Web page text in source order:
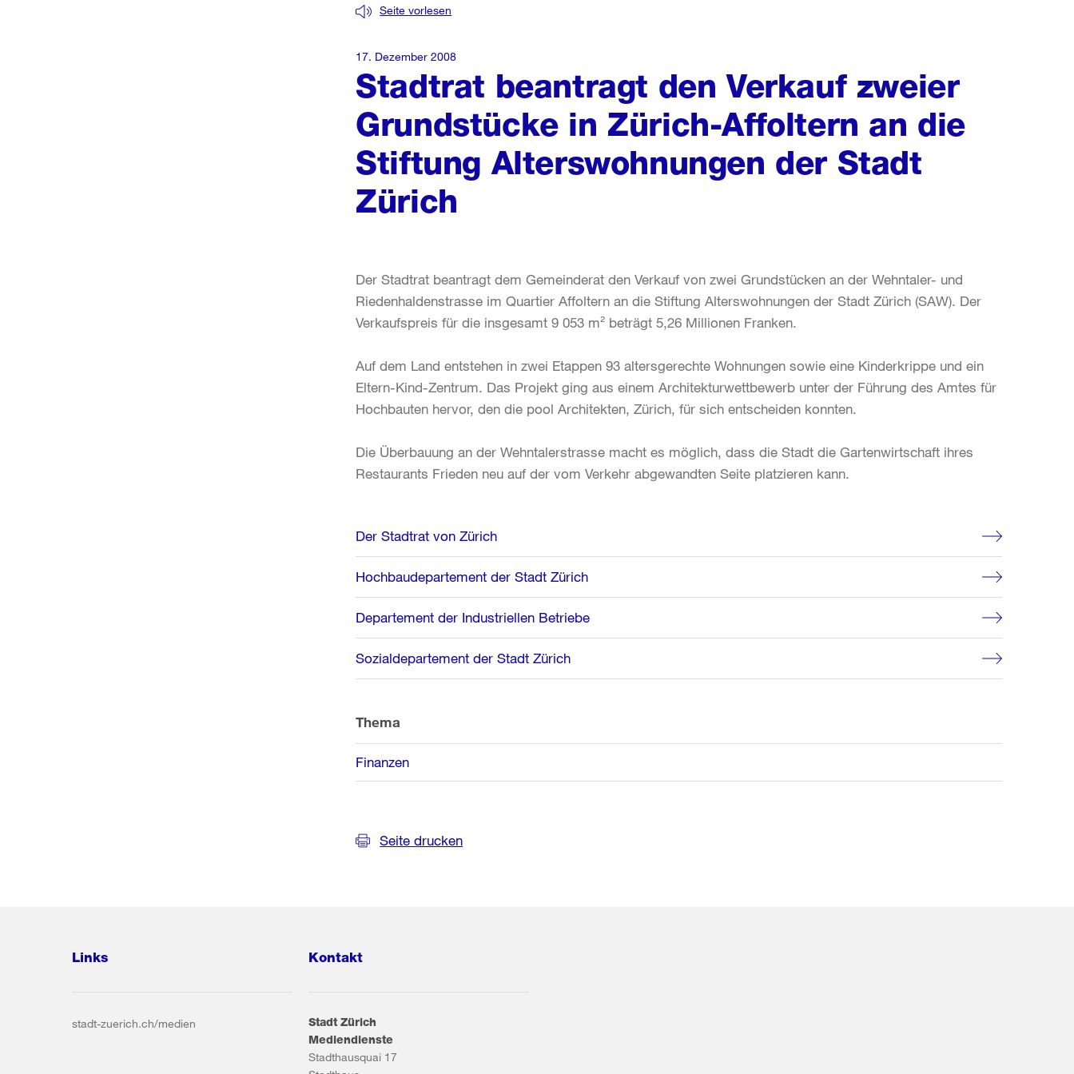
Stadtrat beantragt den Verkauf zweier
Grundstücke in Zürich-Affoltern an die
Stiftung Alterswohnungen der Stadt
Zürich
Seite vorlesen
17. Dezember 2008
Der Stadtrat beantragt dem Gemeinderat den Verkauf von zwei Grundstücken an der Wehntaler- und
Riedenhaldenstrasse im Quartier Affoltern an die Stiftung Alterswohnungen der Stadt Zürich (SAW). Der
Verkaufspreis für die insgesamt 9 053 m² beträgt 5,26 Millionen Franken.
Auf dem Land entstehen in zwei Etappen 93 altersgerechte Wohnungen sowie eine Kinderkrippe und ein
Eltern-Kind-Zentrum. Das Projekt ging aus einem Architekturwettbewerb unter der Führung des Amtes für
Hochbauten hervor, den die pool Architekten, Zürich, für sich entscheiden konnten.
Die Überbauung an der Wehntalerstrasse macht es möglich, dass die Stadt die Gartenwirtschaft ihres
Restaurants Frieden neu auf der vom Verkehr abgewandten Seite platzieren kann.
Weitere
Informationen
Der Stadtrat von Zürich
Hochbaudepartement der Stadt Zürich
Departement der Industriellen Betriebe
Sozialdepartement der Stadt Zürich
Thema
Finanzen
Seite drucken
Links
stadt-zuerich.ch/medien
Kontakt
Stadt Zürich
Mediendienste
Stadthausquai 17